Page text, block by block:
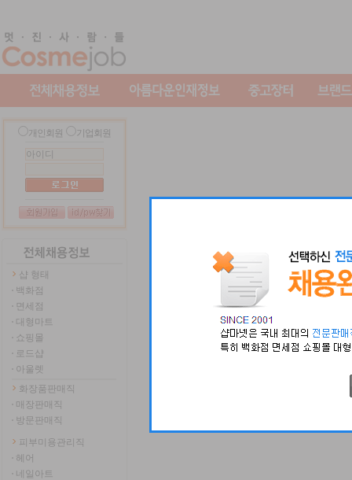
개인회원 기업회원
샵 형태
백화점
면세점
대형마트
쇼핑몰
로드샵
아울렛
화장품판매직
매장판매직
방문판매직
피부미용관리직
헤어
네일아트